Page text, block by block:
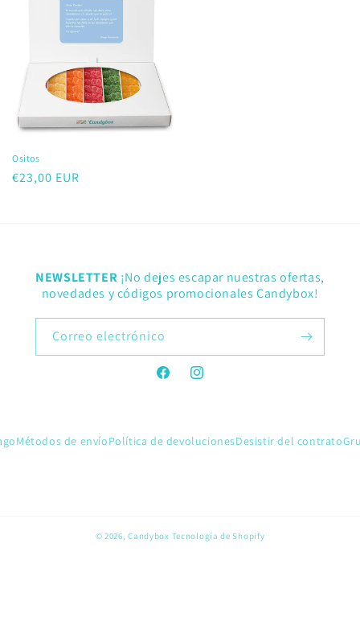
Ositos
Precio
€23,00 EUR
Métodos de envíoPolítica de devolucionesDesistir del contrato
NEWSLETTER ¡No dejes escapar nuestras ofertas,
novedades y códigos promocionales Candybox!
Correo electrónico
FacebookInstagram
© 2026,Candybox Tecnología de Shopify